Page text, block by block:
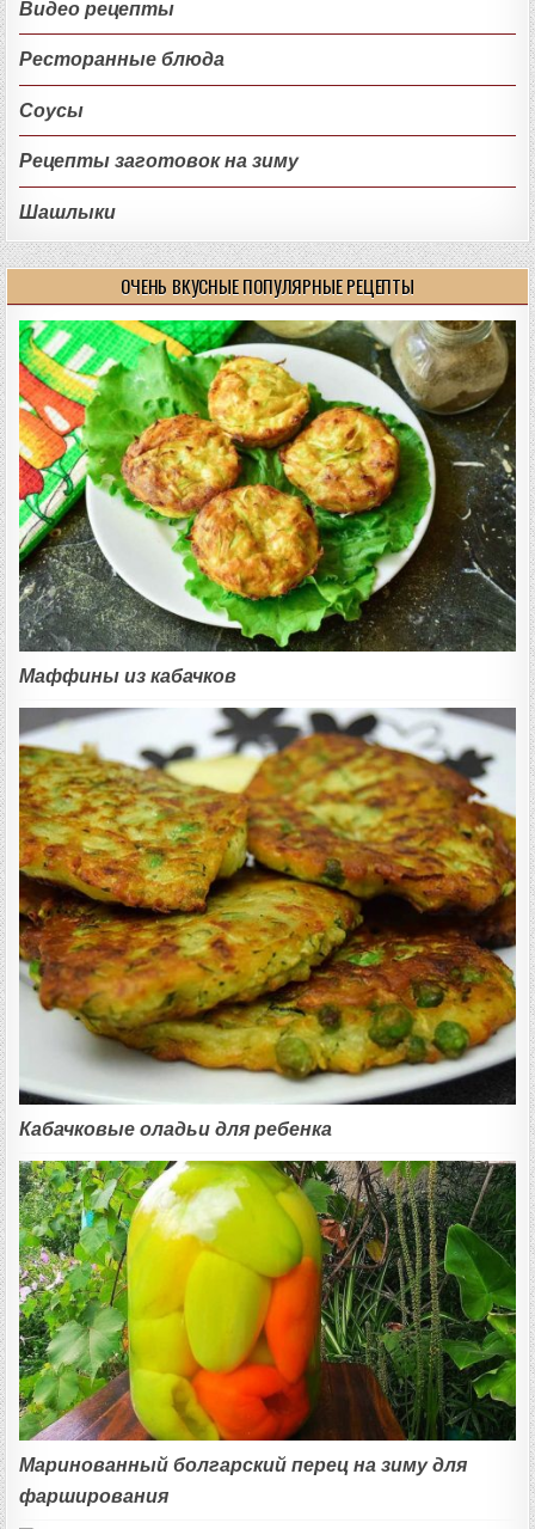
Видео рецепты
Ресторанные блюда
Соусы
Рецепты заготовок на зиму
Шашлыки
ОЧЕНЬ ВКУСНЫЕ ПОПУЛЯРНЫЕ РЕЦЕПТЫ
Маффины из кабачков
Кабачковые оладьи для ребенка
Маринованный болгарский перец на зиму для
фарширования